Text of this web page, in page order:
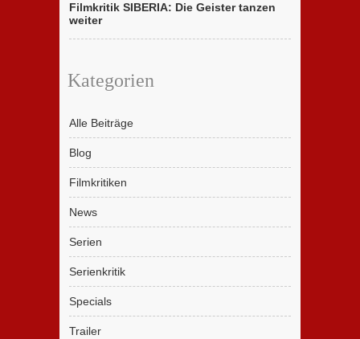
Filmkritik SIBERIA: Die Geister tanzen
weiter
Kategorien
Alle Beiträge
Blog
Filmkritiken
News
Serien
Serienkritik
Specials
Trailer